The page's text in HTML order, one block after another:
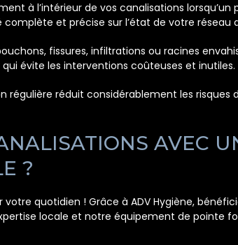
à l’intérieur de vos canalisations
et précise sur l’état de votre réseau
fissures, infiltrations ou racines
qui évite les interventions coûteuses et inutiles.
régulière réduit considérablement les
AVEC
?
quotidien ! Grâce à ADV Hygiène,
locale et notre équipement de pointe